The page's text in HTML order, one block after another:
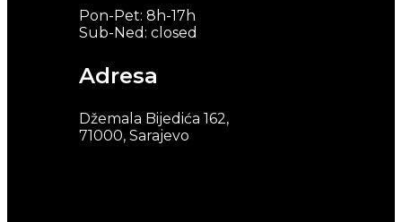
Pon-Pet: 8h-17h
Sub-Ned: closed
Adresa
Džemala Bijedića 162,
71000, Sarajevo